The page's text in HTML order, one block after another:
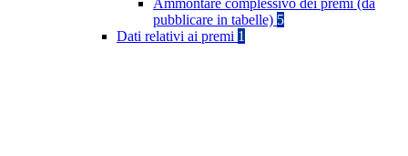
Ammontare complessivo dei premi (da
pubblicare in tabelle) 5
Dati relativi ai premi 1